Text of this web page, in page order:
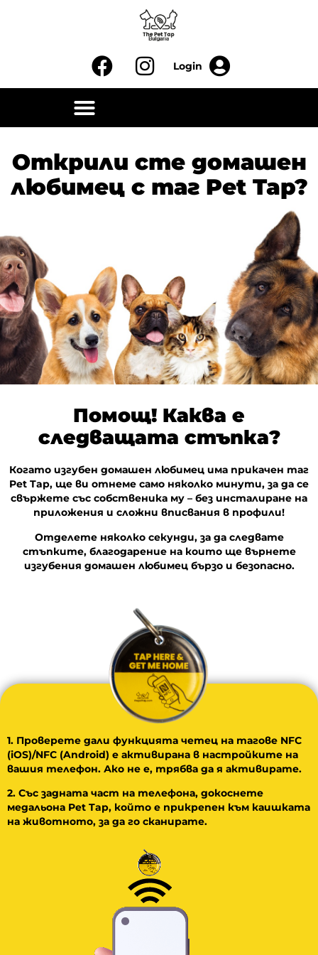
Открили сте домашен
любимец с таг Pet Tap?
Помощ! Каква е
следващата стъпка?
Когато изгубен домашен любимец има прикачен таг
Pet Tap, ще ви отнеме само няколко минути, за да се
свържете със собственика му – без инсталиране на
приложения и сложни вписвания в профили!
Отделете няколко секунди, за да следвате
стъпките, благодарение на които ще върнете
изгубения домашен любимец бързо и безопасно.
1. Проверете дали функцията четец на тагове NFC
(iOS)/NFC (Android) е активирана в настройките на
вашия телефон. Ако не е, трябва да я активирате.
2. Със задната част на телефона, докоснете
медальона Pet Tap, който е прикрепен към каишката
на животното, за да го сканирате.